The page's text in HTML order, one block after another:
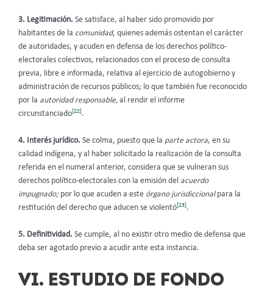
3. Legitimación. Se satisface, al haber sido promovido por
habitantes de la comunidad, quienes además ostentan el carácter
de autoridades, y acuden en defensa de los derechos político-
electorales colectivos, relacionados con el proceso de consulta
previa, libre e informada, relativa al ejercicio de autogobierno y
administración de recursos públicos; lo que también fue reconocido
por la autoridad responsable, al rendir el informe
circunstanciado[22].
4. Interés jurídico. Se colma, puesto que la parte actora, en su
calidad indígena, y al haber solicitado la realización de la consulta
referida en el numeral anterior, considera que se vulneran sus
derechos político-electorales con la emisión del acuerdo
impugnado; por lo que acuden a este órgano jurisdiccionalpara la
restitución del derecho que aducen se violentó[23].
5. Definitividad. Se cumple, al no existir otro medio de defensa que
deba ser agotado previo a acudir ante esta instancia.
VI. ESTUDIO DE FONDO